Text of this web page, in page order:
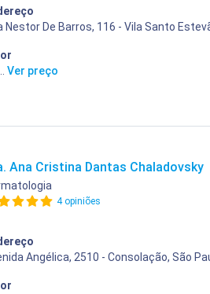
Nestor De Barros, 116 - Vila Santo
Ver preço
Ana Cristina Dantas Chaladovsky
4 opiniões
Angélica, 2510 - Consolação, São